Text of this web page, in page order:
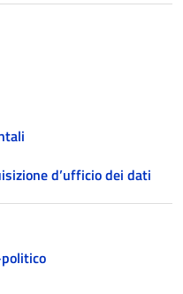
d’ufficio dei dati